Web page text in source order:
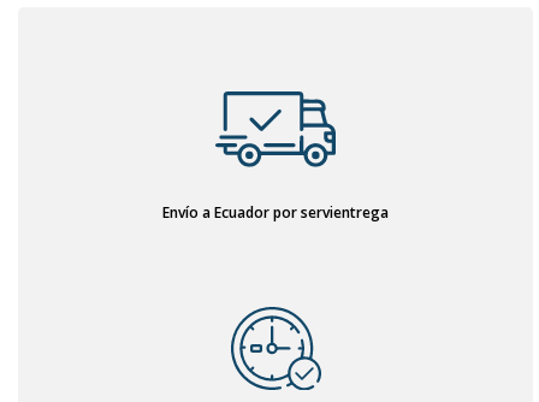
Envío a Ecuador por servientrega